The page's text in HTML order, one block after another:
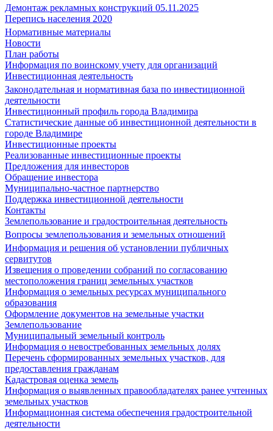
Демонтаж рекламных конструкций 05.11.2025
Перепись населения 2020
Нормативные материалы
Новости
План работы
Информация по воинскому учету для организаций
Инвестиционная деятельность
Законодательная и нормативная база по инвестиционной
деятельности
Инвестиционный профиль города Владимира
Статистические данные об инвестиционной деятельности в
городе Владимире
Инвестиционные проекты
Реализованные инвестиционные проекты
Предложения для инвесторов
Обращение инвестора
Муниципально-частное партнерство
Поддержка инвестиционной деятельности
Контакты
Землепользование и градостроительная деятельность
Вопросы землепользования и земельных отношений
Информация и решения об установлении публичных
сервитутов
Извещения о проведении собраний по согласованию
местоположения границ земельных участков
Информация о земельных ресурсах муниципального
образования
Оформление документов на земельные участки
Землепользование
Муниципальный земельный контроль
Информация о невостребованных земельных долях
Перечень сформированных земельных участков, для
предоставления гражданам
Кадастровая оценка земель
Информация о выявленных правообладателях ранее учтенных
земельных участков
Информационная система обеспечения градостроительной
деятельности